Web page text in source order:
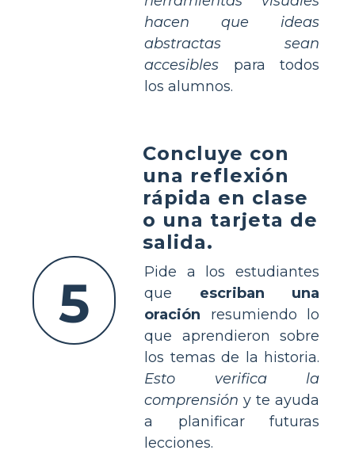
hacen que ideas
abstractas sean
accesibles para todos
los alumnos.
5
Concluye con
una reflexión
rápida en clase
o una tarjeta de
salida.
Pide a los estudiantes
que escriban una
oración resumiendo lo
que aprendieron sobre
los temas de la historia.
Esto verifica la
comprensión y te ayuda
a planificar futuras
lecciones.